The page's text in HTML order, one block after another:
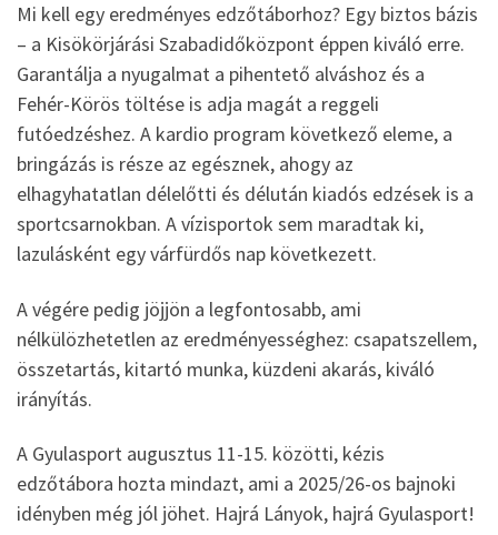
Mi kell egy eredményes edzőtáborhoz? Egy biztos bázis
– a Kisökörjárási Szabadidőközpont éppen kiváló erre.
Garantálja a nyugalmat a pihentető alváshoz és a
Fehér-Körös töltése is adja magát a reggeli
futóedzéshez. A kardio program következő eleme, a
bringázás is része az egésznek, ahogy az
elhagyhatatlan délelőtti és délután kiadós edzések is a
sportcsarnokban. A vízisportok sem maradtak ki,
lazulásként egy várfürdős nap következett.
A végére pedig jöjjön a legfontosabb, ami
nélkülözhetetlen az eredményességhez: csapatszellem,
összetartás, kitartó munka, küzdeni akarás, kiváló
irányítás.
A Gyulasport augusztus 11-15. közötti, kézis
edzőtábora hozta mindazt, ami a 2025/26-os bajnoki
idényben még jól jöhet. Hajrá Lányok, hajrá Gyulasport!